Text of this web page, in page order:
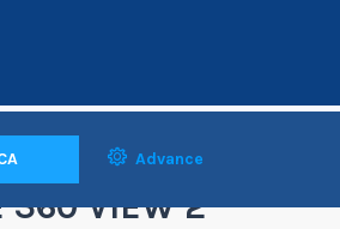
Advance
360 VIEW 2